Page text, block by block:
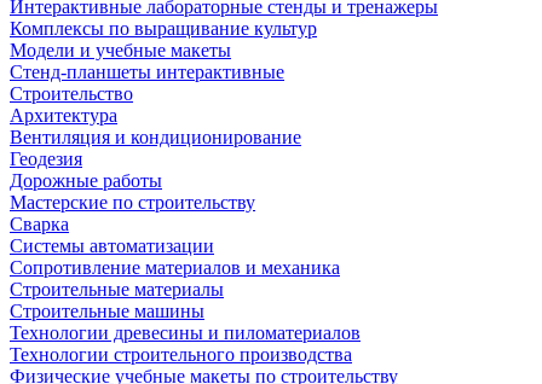
Интерактивные лабораторные стенды и тренажеры
Комплексы по выращивание культур
Модели и учебные макеты
Стенд-планшеты интерактивные
Строительство
Архитектура
Вентиляция и кондиционирование
Геодезия
Дорожные работы
Мастерские по строительству
Сварка
Системы автоматизации
Сопротивление материалов и механика
Строительные материалы
Строительные машины
Технологии древесины и пиломатериалов
Технологии строительного производства
Физические учебные макеты по строительству